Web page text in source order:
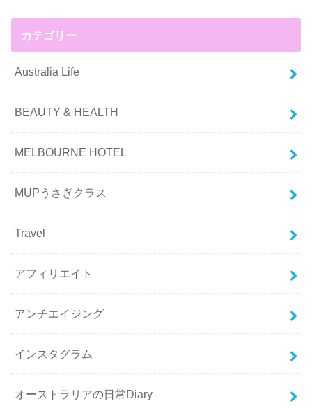
カテゴリー
Australia Life
BEAUTY & HEALTH
MELBOURNE HOTEL
MUPうさぎクラス
Travel
アフィリエイト
アンチエイジング
インスタグラム
オーストラリアの日常Diary